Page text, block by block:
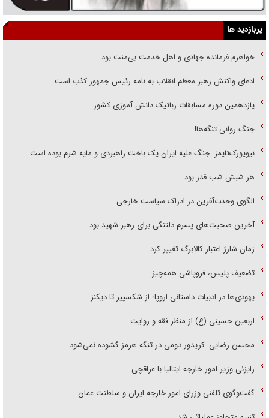
پربازدید ها
خواهرم فرمانده جهادی و اهل خدمت بی‌منت بود
ادعای واکنش رهبر معظم انقلاب به نامه رئیس جمهور کذب است
یازدهمین دوره مسابقات رباتیک دانش آموزی کشور
جنگ روانی تنگه‌ها!
نیویورک‌تایمز: جنگ علیه ایران یک باخت راهبردی و مایه شرم بوده است
هر شبش شب قدر بود
الگوی وحدت‌آفرین در ادراک سیاست خارجی
آخرین صحبت‌های پسرم دلتنگی برای رهبر شهید بود
زمان شارژ اعتبار کالابرگ تغییر کرد
تضعیف پلیس، فروپاشی همه‌چیز
یهودی‌ها در ادبیات داستانی اروپا؛ از شکسپیر تا دیکنز
اربعین حسینی (ع) از منظر فقه و روایت
محسن رضایی: کریدور دومی در تنگه هرمز گشوده نمی‌شود
رایزنی وزیر امور خارجه ایتالیا با عراقچی
گفت‌وگوی تلفنی وزرای امور خارجه ایران و سلطنت عمان